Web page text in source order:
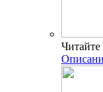
Читайте